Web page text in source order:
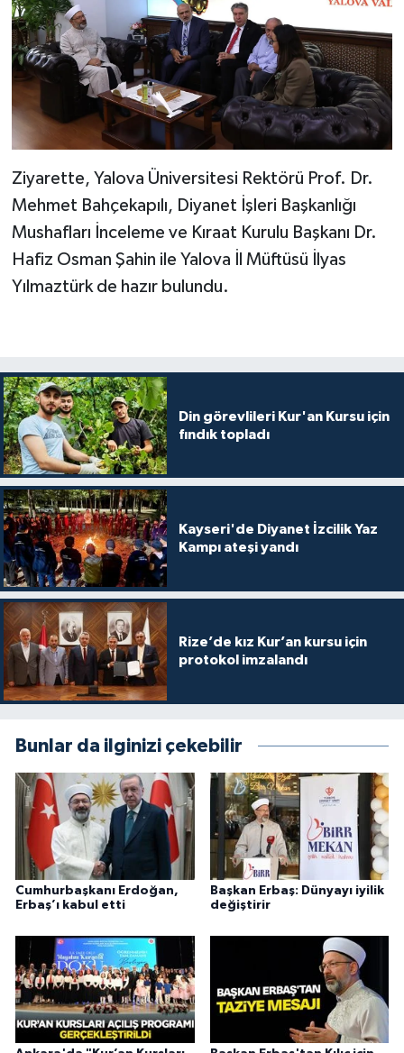
Ziyarette, Yalova Üniversitesi Rektörü Prof. Dr.
Mehmet Bahçekapılı, Diyanet İşleri Başkanlığı
Mushafları İnceleme ve Kıraat Kurulu Başkanı Dr.
Hafiz Osman Şahin ile Yalova İl Müftüsü İlyas
Yılmaztürk de hazır bulundu.
Din görevlileri Kur'an Kursu için
fındık topladı
Kayseri'de Diyanet İzcilik Yaz
Kampı ateşi yandı
Rize’de kız Kur’an kursu için
protokol imzalandı
Bunlar da ilginizi çekebilir
Cumhurbaşkanı Erdoğan,
Erbaş’ı kabul etti
Başkan Erbaş: Dünyayı iyilik
değiştirir
Bursa Müftülüğü
Çanakkale Müftülüğü
Çankırı Müftülüğü
Denizli Müftülüğü
Diyarbakır Müftülüğü
Düzce Müftülüğü
Elazığ Müftülüğü
Erzincan Müftülüğü
Erzurum Müftülüğü
Eskişehir Müftülüğü
Gaziantep Müftülüğü
Giresun Müftülüğü
Gümüşhane Müftülüğü
Hatay Müftülüğü
Iğdır Müftülüğü
Isparta Müftülüğü
İstanbul Müftülüğü
İzmir Müftülüğü
Kahramanmaraş Müftülüğü
Karabük Müftülüğü
Duyurular
Podcast
Bilim, Teknoloji
Diyanet TV
İhtida Haberleri
YAŞAM